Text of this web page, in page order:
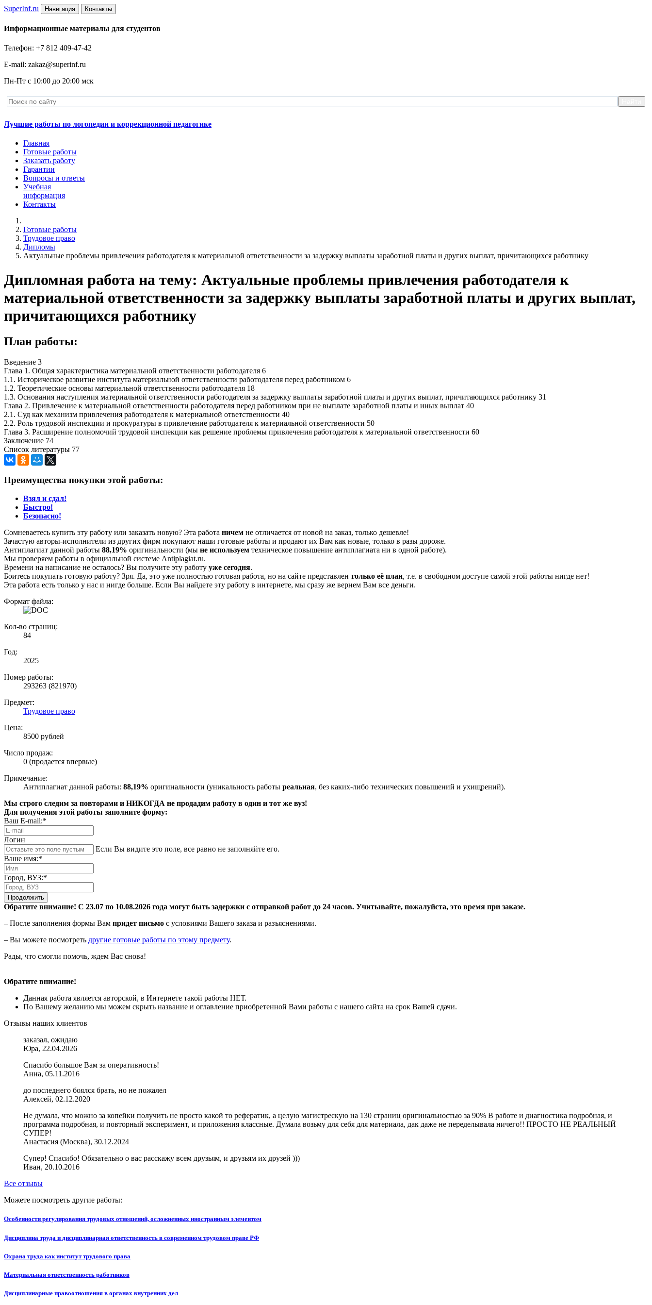
SuperInf.ru Навигация Контакты
Информационные материалы для студентов
Телефон: +7 812 409-47-42
E-mail: zakaz@superinf.ru
Пн-Пт с 10:00 до 20:00 мск
Лучшие работы по логопедии и коррекционной педагогике
Главная
Готовые работы
Заказать работу
Гарантии
Вопросы и ответы
Учебная
информация
Контакты
Готовые работы
Трудовое право
Дипломы
Актуальные проблемы привлечения работодателя к материальной ответственности за задержку выплаты заработной платы и других выплат, причитающихся работнику
Дипломная работа на тему: Актуальные проблемы привлечения работодателя к
материальной ответственности за задержку выплаты заработной платы и других выплат,
причитающихся работнику
План работы:
Введение 3
Глава 1. Общая характеристика материальной ответственности работодателя 6
1.1. Историческое развитие института материальной ответственности работодателя перед работником 6
1.2. Теоретические основы материальной ответственности работодателя 18
1.3. Основания наступления материальной ответственности работодателя за задержку выплаты заработной платы и других выплат, причитающихся работнику 31
Глава 2. Привлечение к материальной ответственности работодателя перед работником при не выплате заработной платы и иных выплат 40
2.1. Суд как механизм привлечения работодателя к материальной ответственности 40
2.2. Роль трудовой инспекции и прокуратуры в привлечение работодателя к материальной ответственности 50
Глава 3. Расширение полномочий трудовой инспекции как решение проблемы привлечения работодателя к материальной ответственности 60
Заключение 74
Список литературы 77
Преимущества покупки этой работы:
Взял и сдал!
Быстро!
Безопасно!
Сомневаетесь купить эту работу или заказать новую? Эта работа ничем не отличается от новой на заказ, только дешевле!
Зачастую авторы-исполнители из других фирм покупают наши готовые работы и продают их Вам как новые, только в разы дороже.
Антиплагиат данной работы 88,19% оригинальности (мы не используем техническое повышение антиплагиата ни в одной работе).
Мы проверяем работы в официальной системе Аntiplagiat.ru.
Времени на написание не осталось? Вы получите эту работу уже сегодня.
Боитесь покупать готовую работу? Зря. Да, это уже полностью готовая работа, но на сайте представлен только её план, т.е. в свободном доступе самой этой работы нигде нет!
Эта работа есть только у нас и нигде больше. Если Вы найдете эту работу в интернете, мы сразу же вернем Вам все деньги.
Формат файла:
Кол-во страниц:
84
Год:
2025
Номер работы:
293263 (821970)
Предмет:
Трудовое право
Цена:
8500 рублей
Число продаж:
0 (продается впервые)
Примечание:
Антиплагиат данной работы: 88,19% оригинальности (уникальность работы реальная, без каких-либо технических повышений и ухищрений).
Мы строго следим за повторами и НИКОГДА не продадим работу в один и тот же вуз!
Для получения этой работы заполните форму:
Ваш E-mail:*
Логин
Если Вы видите это поле, все равно не заполняйте его.
Ваше имя:*
Город, ВУЗ:*
Продолжить
Обратите внимание! С 23.07 по 10.08.2026 года могут быть задержки с отправкой работ до 24 часов. Учитывайте, пожалуйста, это время при заказе.
– После заполнения формы Вам придет письмо с условиями Вашего заказа и разъяснениями.
– Вы можете посмотреть другие готовые работы по этому предмету.
Рады, что смогли помочь, ждем Вас снова!
Обратите внимание!
Данная работа является авторской, в Интернете такой работы НЕТ.
По Вашему желанию мы можем скрыть название и оглавление приобретенной Вами работы с нашего сайта на срок Вашей сдачи.
Отзывы наших клиентов
заказал, ожидаю
Юра, 22.04.2026
Спасибо большое Вам за оперативность!
Анна, 05.11.2016
до последнего боялся брать, но не пожалел
Алексей, 02.12.2020
Не думала, что можно за копейки получить не просто какой то рефератик, а целую магистрескую на 130 страниц оригинальностью за 90% В работе и диагностика подробная, и
программа подробная, и повторный эксперимент, и приложения классные. Думала возьму для себя для материала, дак даже не переделывала ничего!! ПРОСТО НЕ РЕАЛЬНЫЙ
СУПЕР!
Анастасия (Москва), 30.12.2024
Супер! Спасибо! Обязательно о вас расскажу всем друзьям, и друзьям их друзей )))
Иван, 20.10.2016
Все отзывы
Можете посмотреть другие работы:
Особенности регулирования трудовых отношений, осложненных иностранным элементом
Дисциплина труда и дисциплинарная ответственность в современном трудовом праве РФ
Охрана труда как институт трудового права
Материальная ответственность работников
Дисциплинарные правоотношения в органах внутренних дел